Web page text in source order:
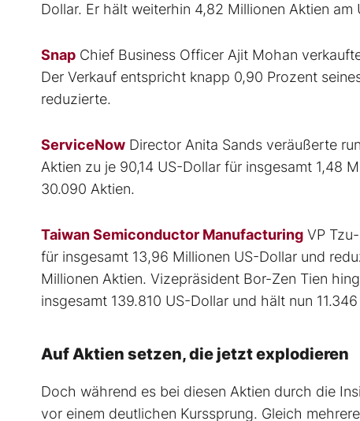
Dollar. Er hält weiterhin 4,82 Millionen Aktien am
Snap Chief Business Officer Ajit Mohan
Der Verkauf entspricht knapp 0,90 Prozent
reduzierte.
ServiceNow Director Anita Sands veräußerte
Aktien zu je 90,14 US-Dollar für insgesamt 1,48
30.090 Aktien.
Taiwan Semiconductor Manufacturing VP
für insgesamt 13,96 Millionen US-Dollar und
Millionen Aktien. Vizepräsident Bor-Zen Tien
insgesamt 139.810 US-Dollar und hält nun
Auf Aktien setzen, die jetzt explodieren
Doch während es bei diesen Aktien durch die
vor einem deutlichen Kurssprung. Gleich